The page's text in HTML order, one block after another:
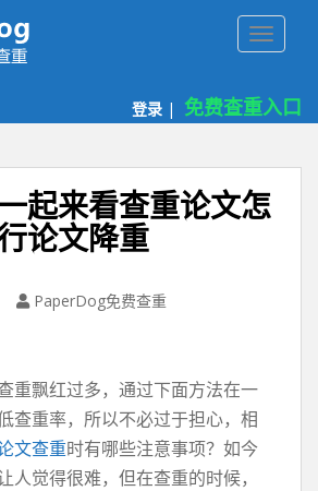
登录 | 免费查重入口
起来看查重论文怎
论文降重
PaperDog免费查重
重飘红过多，通过下面方法在一
查重率，所以不必过于担心，相
文查重时有哪些注意事项？如今
人觉得很难，但在查重的时候，